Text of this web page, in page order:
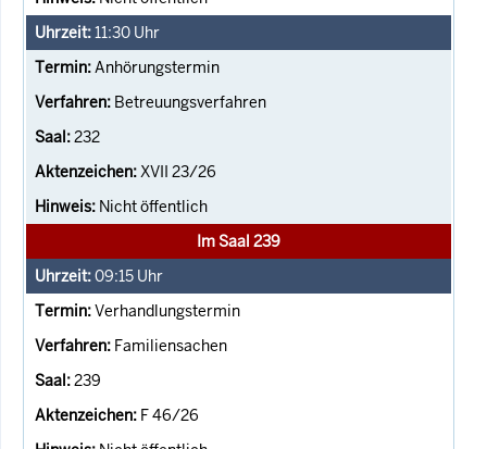
11:30 Uhr
Anhörungstermin
Betreuungsverfahren
232
XVII 23/26
Nicht öffentlich
Im Saal 239
09:15 Uhr
Verhandlungstermin
Familiensachen
239
F 46/26